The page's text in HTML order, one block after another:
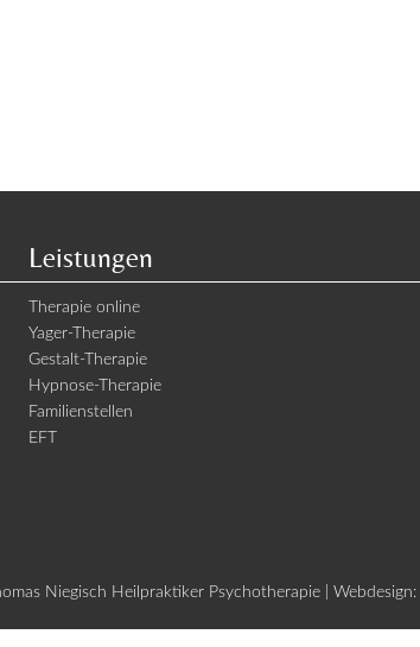
Leistungen
Therapie online
Yager-Therapie
Gestalt-Therapie
Hypnose-Therapie
Familienstellen
EFT
Niegisch Heilpraktiker Psychotherapie | Webdesign: